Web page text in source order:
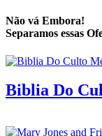
Não vá Embora!
Separamos essas
Biblia Do